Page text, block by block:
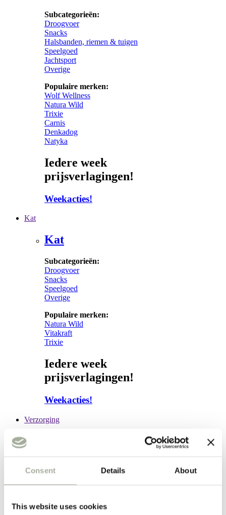
Consent Details About
This website uses cookies
Subcategorieën:
Droogvoer
Snacks
Halsbanden, riemen & tuigen
Speelgoed
Jachtsport
Overige
Populaire merken:
Wolf Wellness
Natura Wild
Trixie
Carnis
Denkadog
Natyka
Iedere week
prijsverlagingen!
Weekacties!
Kat
Kat
Subcategorieën:
Droogvoer
Snacks
Speelgoed
Overige
Populaire merken:
Natura Wild
Vitakraft
Trixie
Iedere week
prijsverlagingen!
Weekacties!
Verzorging
Hond
Kat